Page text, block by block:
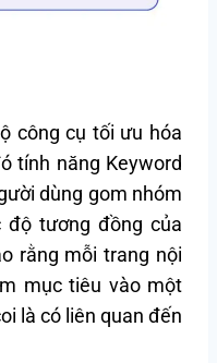
công cụ tối ưu hóa
tính năng Keyword
dùng gom nhóm
tương đồng của
rằng mỗi trang nội
mục tiêu vào một
là có liên quan đến